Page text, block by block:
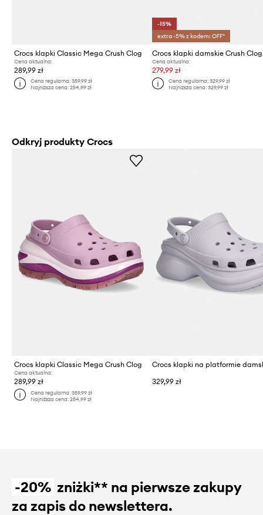
Crocs klapki Classic Mega Crush Clog
Cena aktualna:
289,99 zł
Cena regularna:359,99 zł
Najniższa cena:254,99 zł
-15%
extra -5% z kodem: OFF*
Crocs klapki damskie Crush Clog
Cena aktualna:
279,99 zł
Cena regularna: 329,99 zł
Najniższa cena: 329,99 zł
Odkryj produkty Crocs
Crocs klapki Classic Mega Crush Clog
Cena aktualna:
289,99 zł
Cena regularna:359,99 zł
Najniższa cena:254,99 zł
329,99 zł
-20% zniżki** na pierwsze zakupy
za zapis do newslettera.